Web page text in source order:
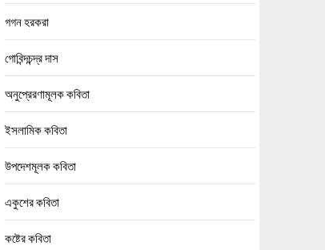
গগন হরকরা
গোবিন্দচন্দ্র দাস
অনুপ্রেরণামূলক কবিতা
ইসলামিক কবিতা
উপদেশমূলক কবিতা
একুশের কবিতা
কষ্টের কবিতা